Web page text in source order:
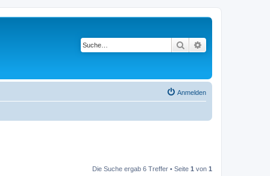
Suche
Anmelden
Die Suche ergab 6 Treffer • Seite 1 von 1